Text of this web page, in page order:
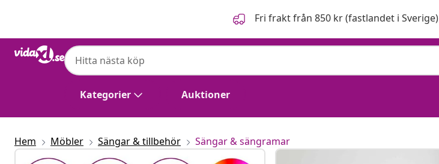
Fri frakt från 850 kr (fastlandet i Sverige)
Kategorier Auktioner
Hem Möbler Sängar & tillbehör Sängar & sängramar